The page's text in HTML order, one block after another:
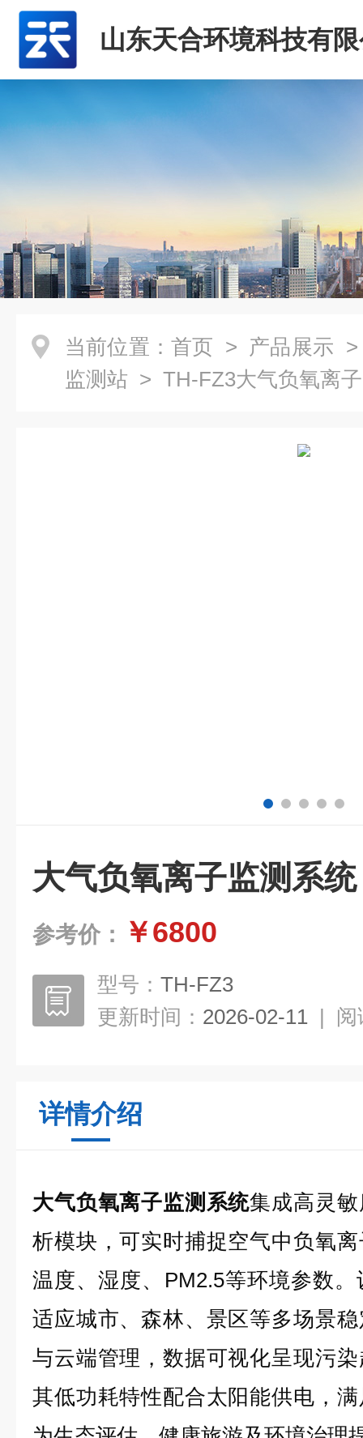
山东天合环境科技有
当前位置： 首页 > 产品展示
监测站 > TH-FZ3大气负氧离
大气负氧离子监测系统
参考价： ￥6800
型号： TH-FZ3
更新时间： 2026-02-11 | 阅
详情介绍
大气负氧离子监测系统集成高灵
析模块，可实时捕捉空气中负氧
温度、湿度、PM2.5等环境参数
适应城市、森林、景区等多场景
与云端管理，数据可视化呈现污
其低功耗特性配合太阳能供电，